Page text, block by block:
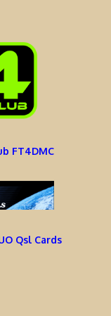
FT4DMC
Qsl Cards